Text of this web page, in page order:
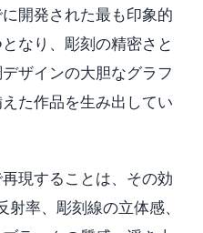
開発された最も印象的
なり、彫刻の精密さと
ザインの大胆なグラフ
た作品を生み出してい
現することは、その効
率、彫刻線の立体感、